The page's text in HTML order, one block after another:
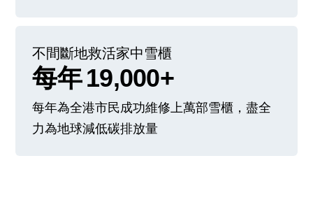
不間斷地救活家中雪櫃
每年19,000+
每年為全港市民成功維修上萬部雪櫃，盡全
力為地球減低碳排放量